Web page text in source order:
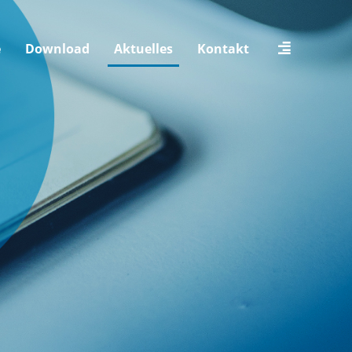
Download Aktuelles Kontakt